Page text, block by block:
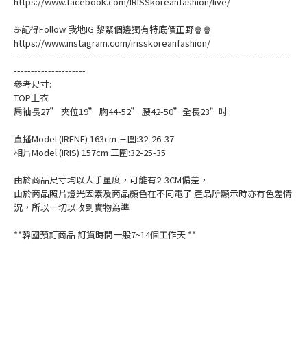
☕記得Follow 我地IG 黎緊個邊獨有特底價正野🍿🍿
https://www.instagram.com/irisskoreanfashion/
---------------------------------------------------------------------------------
---------------------
參考尺寸:
TOP上衣
肩袖長27” 夾位19” 胸44-52” 腰42-50”全長23”吋
直播Model (IRENE) 163cm 三圍:32-26-37
相片Model (IRIS) 157cm 三圍:32-25-35
由於商品尺寸均以人手量度，可能有2-3CM偏差，
由於商品照片燈光因素及商品顏色在不同電子 產品所顯示時亦有色差情
況，所以一切以收到實物為準
**韓國預訂商品 訂貨時間一般7~14個工作天 **